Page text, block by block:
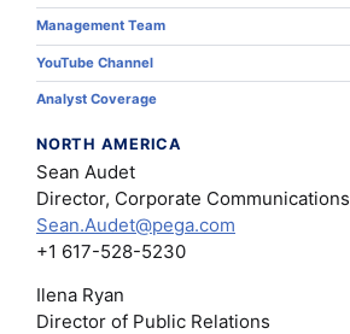
Management Team
YouTube Channel
Analyst Coverage
NORTH AMERICA
Sean Audet
Director, Corporate Communications
Sean.Audet@pega.com
+1 617-528-5230
Ilena Ryan
Director of Public Relations